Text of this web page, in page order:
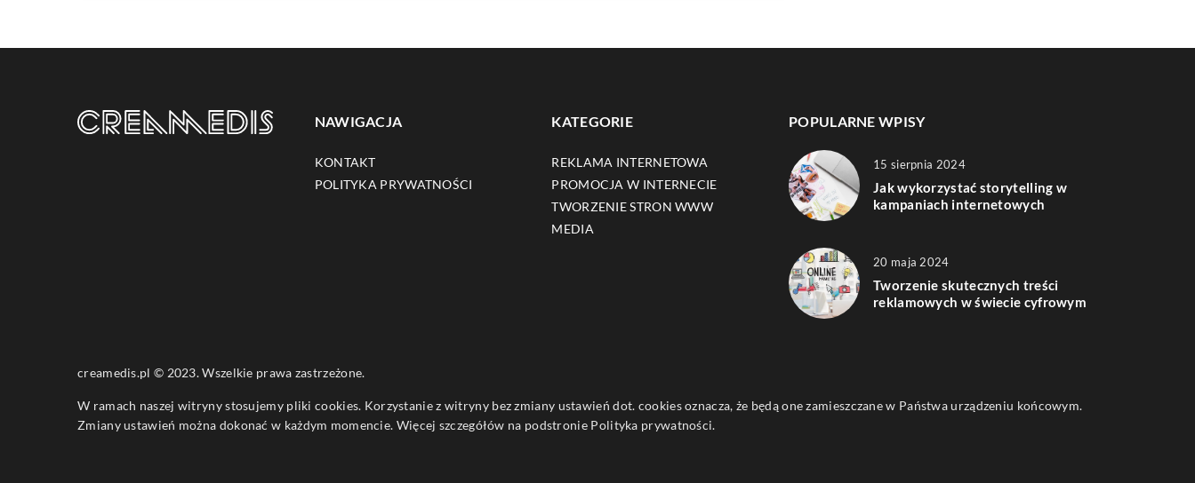
NAWIGACJA
KONTAKT
POLITYKA PRYWATNOŚCI
KATEGORIE
REKLAMA INTERNETOWA
PROMOCJA W INTERNECIE
TWORZENIE STRON WWW
MEDIA
POPULARNE WPISY
15 sierpnia 2024
Jak wykorzystać storytelling w
kampaniach internetowych
20 maja 2024
Tworzenie skutecznych treści
reklamowych w świecie cyfrowym
creamedis.pl © 2023. Wszelkie prawa zastrzeżone.
W ramach naszej witryny stosujemy pliki cookies. Korzystanie z witryny bez zmiany ustawień dot. cookies oznacza, że będą one zamieszczane w Państwa urządzeniu końcowym.
Zmiany ustawień można dokonać w każdym momencie. Więcej szczegółów na podstronie Polityka prywatności.